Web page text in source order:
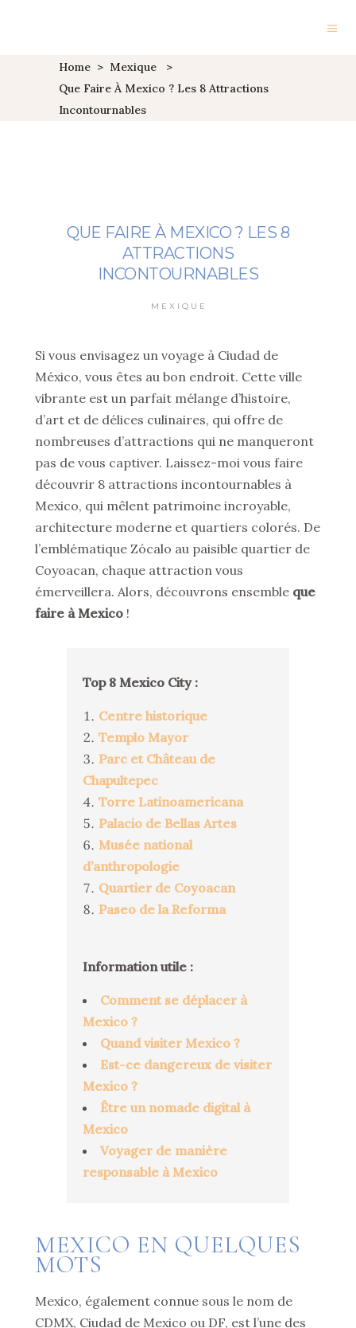
Home > Mexique
>
Que Faire À Mexico ? Les 8 Attractions
Incontournables
QUE FAIRE À MEXICO ? LES 8
ATTRACTIONS
INCONTOURNABLES
MEXIQUE
Si vous envisagez un voyage à Ciudad de
México, vous êtes au bon endroit. Cette ville
vibrante est un parfait mélange d’histoire,
d’art et de délices culinaires, qui offre de
nombreuses d’attractions qui ne manqueront
pas de vous captiver. Laissez-moi vous faire
découvrir 8 attractions incontournables à
Mexico, qui mêlent patrimoine incroyable,
architecture moderne et quartiers colorés. De
l’emblématique Zócalo au paisible quartier de
Coyoacan, chaque attraction vous
émerveillera. Alors, découvrons ensemble que
faire à Mexico !
Top 8 Mexico City :
Centre historique
Templo Mayor
Parc et Château de
Chapultepec
Torre Latinoamericana
Palacio de Bellas Artes
Musée national
d’anthropologie
Quartier de Coyoacan
Paseo de la Reforma
Information utile :
Comment se déplacer à
Mexico ?
Quand visiter Mexico ?
Est-ce dangereux de visiter
Mexico ?
Être un nomade digital à
Mexico
Voyager de manière
responsable à Mexico
MEXICO EN QUELQUES
MOTS
Mexico, également connue sous le nom de
CDMX, Ciudad de Mexico ou DF, est l’une des